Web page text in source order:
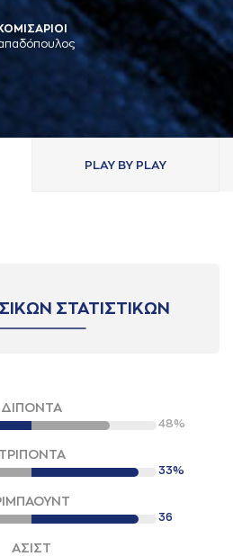
PLAY BY PLAY
ΣΤΑΤΙΣΤΙΚΩΝ
ΔΙΠΟΝΤΑ
48%
ΤΡΙΠΟΝΤΑ
33%
36
ΑΣΙΣΤ